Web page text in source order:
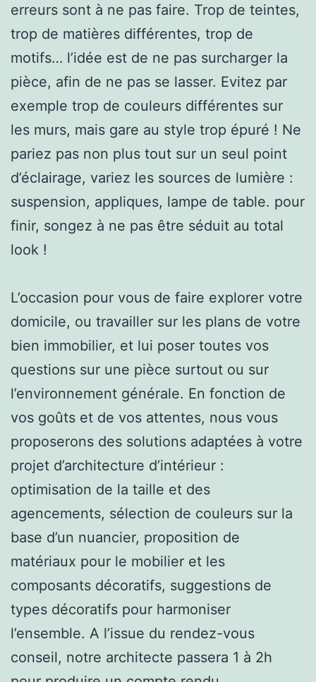
erreurs sont à ne pas faire. Trop de teintes,
trop de matières différentes, trop de
motifs… l’idée est de ne pas surcharger la
pièce, afin de ne pas se lasser. Evitez par
exemple trop de couleurs différentes sur
les murs, mais gare au style trop épuré ! Ne
pariez pas non plus tout sur un seul point
d’éclairage, variez les sources de lumière :
suspension, appliques, lampe de table. pour
finir, songez à ne pas être séduit au total
look !
L’occasion pour vous de faire explorer votre
domicile, ou travailler sur les plans de votre
bien immobilier, et lui poser toutes vos
questions sur une pièce surtout ou sur
l’environnement générale. En fonction de
vos goûts et de vos attentes, nous vous
proposerons des solutions adaptées à votre
projet d’architecture d’intérieur :
optimisation de la taille et des
agencements, sélection de couleurs sur la
base d’un nuancier, proposition de
matériaux pour le mobilier et les
composants décoratifs, suggestions de
types décoratifs pour harmoniser
l’ensemble. A l’issue du rendez-vous
conseil, notre architecte passera 1 à 2h